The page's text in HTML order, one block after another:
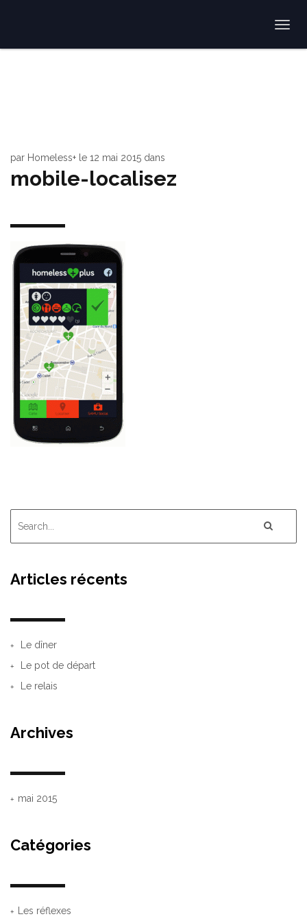
par Homeless+ le 12 mai 2015 dans
mobile-localisez
Articles récents
Le dîner
Le pot de départ
Le relais
Archives
mai 2015
Catégories
Les réflexes